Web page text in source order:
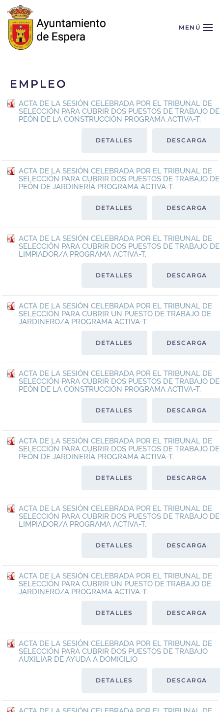
Skip to main content MENÚ
EMPLEO
ACTA DE LA SESIÓN CELEBRADA POR EL TRIBUNAL DE
SELECCIÓN PARA CUBRIR DOS PUESTOS DE TRABAJO DE
PEÓN DE LA CONSTRUCCIÓN PROGRAMA ACTIVA-T.
DESCARGA
DETALLES
ACTA DE LA SESIÓN CELEBRADA POR EL TRIBUNAL DE
SELECCIÓN PARA CUBRIR DOS PUESTOS DE TRABAJO DE
PEÓN DE JARDINERÍA PROGRAMA ACTIVA-T.
DESCARGA
DETALLES
ACTA DE LA SESIÓN CELEBRADA POR EL TRIBUNAL DE
SELECCIÓN PARA CUBRIR DOS PUESTOS DE TRABAJO DE
LIMPIADOR/A PROGRAMA ACTIVA-T.
DESCARGA
DETALLES
ACTA DE LA SESIÓN CELEBRADA POR EL TRIBUNAL DE
SELECCIÓN PARA CUBRIR UN PUESTO DE TRABAJO DE
JARDINERO/A PROGRAMA ACTIVA-T.
DESCARGA
DETALLES
ACTA DE LA SESIÓN CELEBRADA POR EL TRIBUNAL DE
SELECCIÓN PARA CUBRIR DOS PUESTOS DE TRABAJO DE
PEÓN DE LA CONSTRUCCIÓN PROGRAMA ACTIVA-T.
DESCARGA
DETALLES
ACTA DE LA SESIÓN CELEBRADA POR EL TRIBUNAL DE
SELECCIÓN PARA CUBRIR DOS PUESTOS DE TRABAJO DE
PEÓN DE JARDINERÍA PROGRAMA ACTIVA-T.
DESCARGA
DETALLES
ACTA DE LA SESIÓN CELEBRADA POR EL TRIBUNAL DE
SELECCIÓN PARA CUBRIR DOS PUESTOS DE TRABAJO DE
LIMPIADOR/A PROGRAMA ACTIVA-T.
DESCARGA
DETALLES
ACTA DE LA SESIÓN CELEBRADA POR EL TRIBUNAL DE
SELECCIÓN PARA CUBRIR UN PUESTO DE TRABAJO DE
JARDINERO/A PROGRAMA ACTIVA-T.
DESCARGA
DETALLES
ACTA DE LA SESIÓN CELEBRADA POR EL TRIBUNAL DE
SELECCIÓN PARA CUBRIR DOS PUESTOS DE TRABAJO
AUXILIAR DE AYUDA A DOMICILIO
DESCARGA
DETALLES